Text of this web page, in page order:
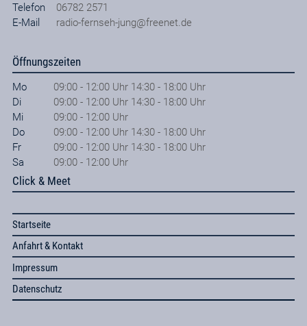
Telefon
06782 2571
E-Mail
radio-fernseh-jung@freenet.de
Öffnungszeiten
Mo
09:00 - 12:00 Uhr 14:30 - 18:00 Uhr
Di
09:00 - 12:00 Uhr 14:30 - 18:00 Uhr
Mi
09:00 - 12:00 Uhr
Do
09:00 - 12:00 Uhr 14:30 - 18:00 Uhr
Fr
09:00 - 12:00 Uhr 14:30 - 18:00 Uhr
Sa
09:00 - 12:00 Uhr
Click & Meet
Startseite
Anfahrt & Kontakt
Impressum
Datenschutz